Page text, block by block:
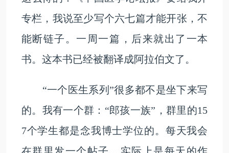
专栏，我说至少写个六七篇才能开张，不
能断链子。一周一篇，后来就出了一本
书。这本书已经被翻译成阿拉伯文了。
“一个医生系列”很多都不是坐下来写
的。我有一个群：“郎孩一族”，群里的15
7个学生都是念我博士学位的。每天我会